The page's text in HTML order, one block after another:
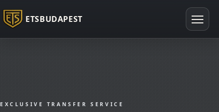
ETSBUDAPEST
EXCLUSIVE TRANSFER SERVICE